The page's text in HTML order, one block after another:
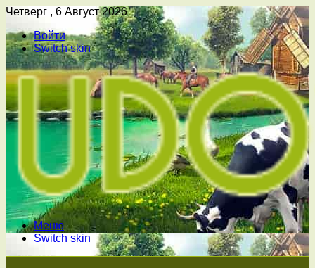
Четверг , 6 Август 2026
Войти
Switch skin
Меню
Switch skin